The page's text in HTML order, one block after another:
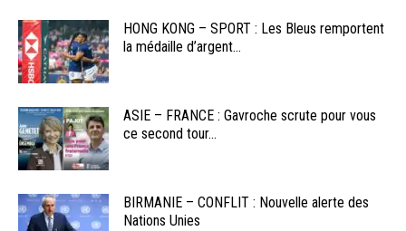
HONG KONG – SPORT : Les Bleus remportent
la médaille d’argent...
ASIE – FRANCE : Gavroche scrute pour vous
ce second tour...
BIRMANIE – CONFLIT : Nouvelle alerte des
Nations Unies